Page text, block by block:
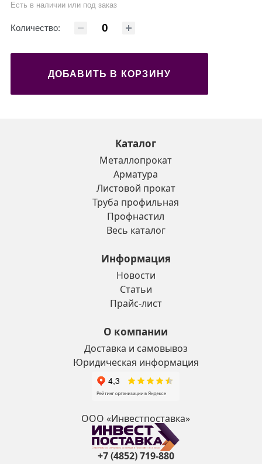
Есть в наличии или под заказ
Количество:
ДОБАВИТЬ В КОРЗИНУ
Каталог
Металлопрокат
Арматура
Листовой прокат
Труба профильная
Профнастил
Весь каталог
Информация
Новости
Статьи
Прайс-лист
О компании
Доставка и самовывоз
Юридическая информация
ООО «Инвестпоставка»
+7 (4852) 719-880